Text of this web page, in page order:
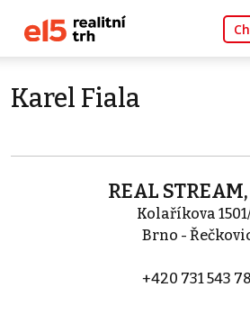
Karel Fiala
REAL
Kolaříkova
Brno -
+420 731 543